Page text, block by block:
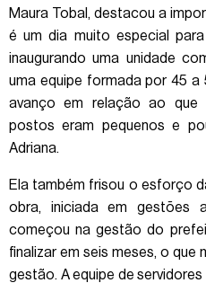
Maura Tobal, destacou a
é um dia muito especial
inaugurando uma unidade
uma equipe formada por 45 a
avanço em relação ao que
postos eram pequenos e
Adriana.
Ela também frisou o esforço
obra, iniciada em gestões
começou na gestão do
finalizar em seis meses, o
gestão. A equipe de